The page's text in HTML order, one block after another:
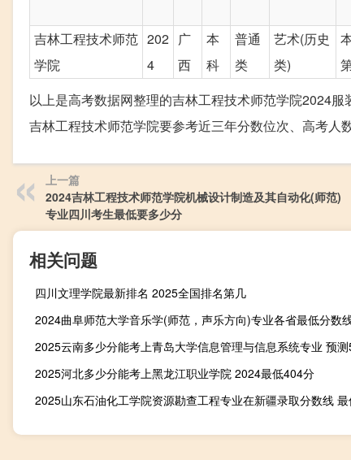
吉林工程技术师范
学院
202
4
广
西
本
科
普通
类
艺术(历史
类)
以上是高考数据网整理的吉林工程技术师范学院2024
吉林工程技术师范学院要参考近三年分数位次、高考人
上一篇
2024吉林工程技术师范学院机械设计制造及其自动化(师范)
专业四川考生最低要多少分
相关问题
四川文理学院最新排名 2025全国排名第几
2025河北多少分能考上黑龙江职业学院 2024最低404分
2025山东石油化工学院资源勘查工程专业在新疆录取分数线